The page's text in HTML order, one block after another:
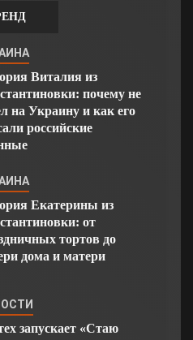
Виталия из
почему не
на Украину и как его
российские
Екатерины из
от
тортов до
дома и матери
запускает «Стаю